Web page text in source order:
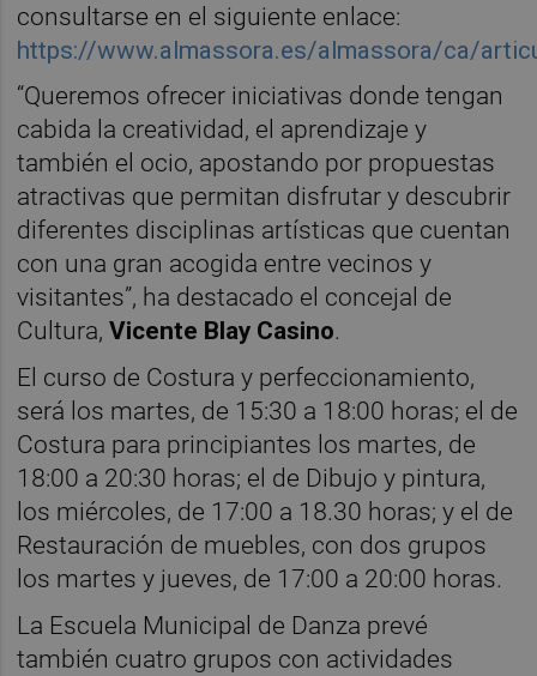
consultarse en el siguiente enlace:
https://www.almassora.es/almassora/ca/
“Queremos ofrecer iniciativas donde tengan
cabida la creatividad, el aprendizaje y
también el ocio, apostando por propuestas
atractivas que permitan disfrutar y descubrir
diferentes disciplinas artísticas que cuentan
con una gran acogida entre vecinos y
visitantes”, ha destacado el concejal de
Cultura,Vicente Blay Casino.
El curso de Costura y perfeccionamiento,
será los martes, de 15:30 a 18:00 horas; el de
Costura para principiantes los martes, de
18:00 a 20:30 horas; el de Dibujo y pintura,
los miércoles, de 17:00 a 18.30 horas; y el de
Restauración de muebles, con dos grupos
los martes y jueves, de 17:00 a 20:00 horas.
La Escuela Municipal de Danza prevé
también cuatro grupos con actividades